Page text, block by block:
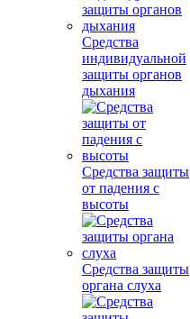
Средства
индивидуальной
защиты органов
дыхания
Средства защиты
от падения с
высоты
Средства защиты
органа слуха